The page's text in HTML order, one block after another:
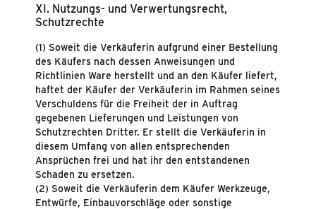
XI. Nutzungs- und Verwertungsrecht,
Schutzrechte
(1) Soweit die Verkäuferin aufgrund einer Bestellung
des Käufers nach dessen Anweisungen und
Richtlinien Ware herstellt und an den Käufer liefert,
haftet der Käufer der Verkäuferin im Rahmen seines
Verschuldens für die Freiheit der in Auftrag
gegebenen Lieferungen und Leistungen von
Schutzrechten Dritter. Er stellt die Verkäuferin in
diesem Umfang von allen entsprechenden
Ansprüchen frei und hat ihr den entstandenen
Schaden zu ersetzen.
(2) Soweit die Verkäuferin dem Käufer Werkzeuge,
Entwürfe, Einbauvorschläge oder sonstige